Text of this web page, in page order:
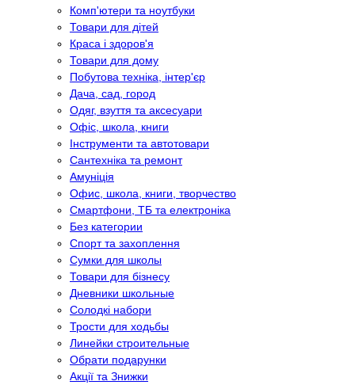
Комп'ютери та ноутбуки
Товари для дітей
Краса і здоров'я
Товари для дому
Побутова техніка, інтер'єр
Дача, сад, город
Одяг, взуття та аксесуари
Офіс, школа, книги
Інструменти та автотовари
Сантехніка та ремонт
Амуніція
Офис, школа, книги, творчество
Смартфони, ТБ та електроніка
Без категории
Спорт та захоплення
Сумки для школы
Товари для бізнесу
Дневники школьные
Солодкі набори
Трости для ходьбы
Линейки строительные
Обрати подарунки
Акції та Знижки